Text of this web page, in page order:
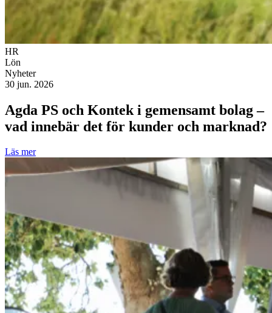
HR
Lön
Nyheter
30 jun. 2026
Agda PS och Kontek i gemensamt bolag –
vad innebär det för kunder och marknad?
Läs mer